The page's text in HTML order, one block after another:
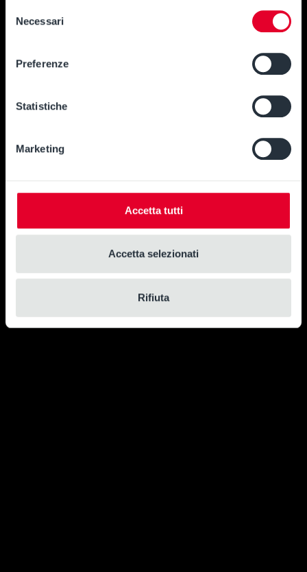
delNecessari
Preferenze
Statistiche
Marketing
Accetta tutti
Accetta selezionati
Rifiuta